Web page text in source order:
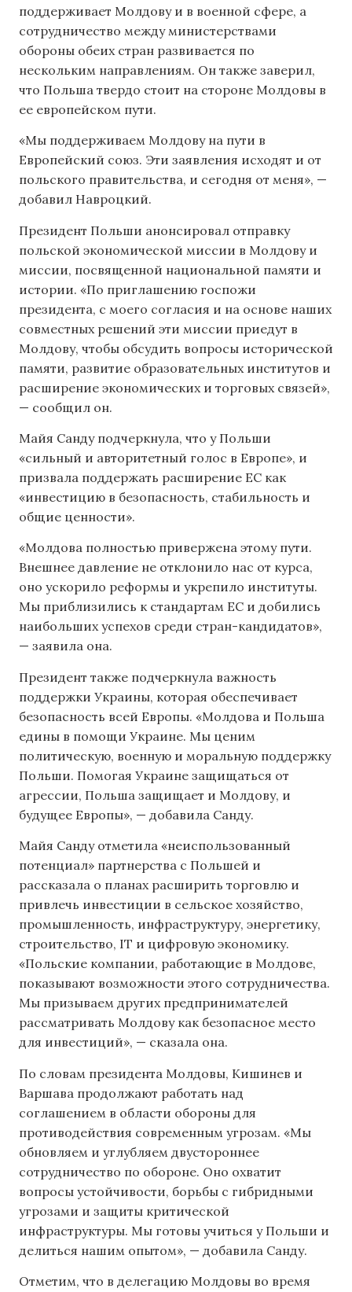
поддерживает Молдову и в военной сфере, а
сотрудничество между министерствами
обороны обеих стран развивается по
нескольким направлениям. Он также заверил,
что Польша твердо стоит на стороне Молдовы в
ее европейском пути.
«Мы поддерживаем Молдову на пути в
Европейский союз. Эти заявления исходят и от
польского правительства, и сегодня от меня», —
добавил Навроцкий.
Президент Польши анонсировал отправку
польской экономической миссии в Молдову и
миссии, посвященной национальной памяти и
истории. «По приглашению госпожи
президента, с моего согласия и на основе наших
совместных решений эти миссии приедут в
Молдову, чтобы обсудить вопросы исторической
памяти, развитие образовательных институтов и
расширение экономических и торговых связей»,
— сообщил он.
Майя Санду подчеркнула, что у Польши
«сильный и авторитетный голос в Европе», и
призвала поддержать расширение ЕС как
«инвестицию в безопасность, стабильность и
общие ценности».
«Молдова полностью привержена этому пути.
Внешнее давление не отклонило нас от курса,
оно ускорило реформы и укрепило институты.
Мы приблизились к стандартам ЕС и добились
наибольших успехов среди стран-кандидатов»,
— заявила она.
Президент также подчеркнула важность
поддержки Украины, которая обеспечивает
безопасность всей Европы. «Молдова и Польша
едины в помощи Украине. Мы ценим
политическую, военную и моральную поддержку
Польши. Помогая Украине защищаться от
агрессии, Польша защищает и Молдову, и
будущее Европы», — добавила Санду.
Майя Санду отметила «неиспользованный
потенциал» партнерства с Польшей и
рассказала о планах расширить торговлю и
привлечь инвестиции в сельское хозяйство,
промышленность, инфраструктуру, энергетику,
строительство, IT и цифровую экономику.
«Польские компании, работающие в Молдове,
показывают возможности этого сотрудничества.
Мы призываем других предпринимателей
рассматривать Молдову как безопасное место
для инвестиций», — сказала она.
По словам президента Молдовы, Кишинев и
Варшава продолжают работать над
соглашением в области обороны для
противодействия современным угрозам. «Мы
обновляем и углубляем двустороннее
сотрудничество по обороне. Оно охватит
вопросы устойчивости, борьбы с гибридными
угрозами и защиты критической
инфраструктуры. Мы готовы учиться у Польши и
делиться нашим опытом», — добавила Санду.
Отметим, что в делегацию Молдовы во время